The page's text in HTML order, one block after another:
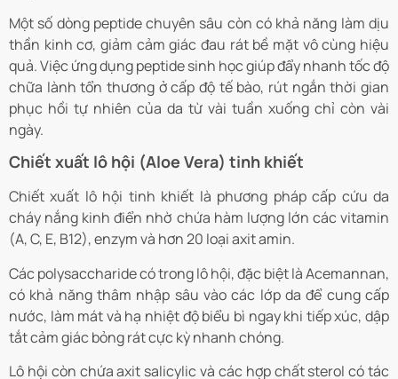
Một số dòng peptide chuyên sâu còn có khả năng làm dịu
thần kinh cơ, giảm cảm giác đau rát bề mặt vô cùng hiệu
quả. Việc ứng dụng peptide sinh học giúp đẩy nhanh tốc độ
chữa lành tổn thương ở cấp độ tế bào, rút ngắn thời gian
phục hồi tự nhiên của da từ vài tuần xuống chỉ còn vài
ngày.
Chiết xuất lô hội (Aloe Vera) tinh khiết
Chiết xuất lô hội tinh khiết là phương pháp cấp cứu da
cháy nắng kinh điển nhờ chứa hàm lượng lớn các vitamin
(A, C, E, B12), enzym và hơn 20 loại axit amin.
Các polysaccharide có trong lô hội, đặc biệt là Acemannan,
có khả năng thâm nhập sâu vào các lớp da để cung cấp
nước, làm mát và hạ nhiệt độ biểu bì ngay khi tiếp xúc, dập
tắt cảm giác bỏng rát cực kỳ nhanh chóng.
Lô hội còn chứa axit salicylic và các hợp chất sterol có tác